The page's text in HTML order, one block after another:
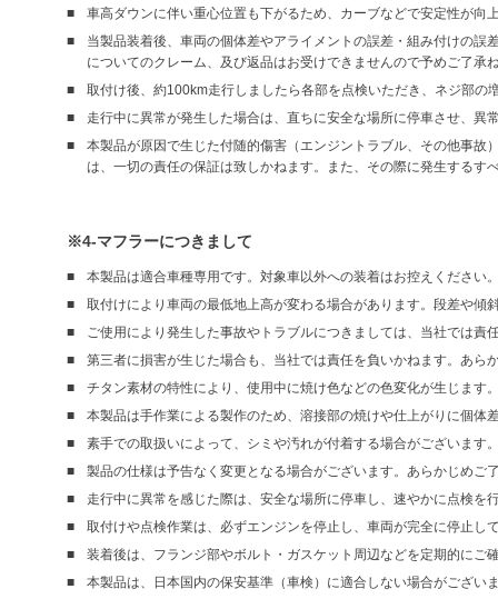
車高ダウンに伴い重心位置も下がるため、カーブなどで安定性が
当製品装着後、車両の個体差やアライメントの誤差・組み付けの
についてのクレーム、及び返品はお受けできませんので予めご了承
取付け後、約100km走行しましたら各部を点検いただき、ネジ部
走行中に異常が発生した場合は、直ちに安全な場所に停車させ、異
本製品が原因で生じた付随的傷害（エンジントラブル、その他事
は、一切の責任の保証は致しかねます。また、その際に発生する
※4-マフラーにつきまして
本製品は適合車種専用です。対象車以外への装着はお控えください
取付けにより車両の最低地上高が変わる場合があります。段差や傾
ご使用により発生した事故やトラブルにつきましては、当社では
第三者に損害が生じた場合も、当社では責任を負いかねます。あら
チタン素材の特性により、使用中に焼け色などの色変化が生じま
本製品は手作業による製作のため、溶接部の焼けや仕上がりに個体
素手での取扱いによって、シミや汚れが付着する場合がございます
製品の仕様は予告なく変更となる場合がございます。あらかじめご
走行中に異常を感じた際は、安全な場所に停車し、速やかに点検を
取付けや点検作業は、必ずエンジンを停止し、車両が完全に停止し
装着後は、フランジ部やボルト・ガスケット周辺などを定期的にご
本製品は、日本国内の保安基準（車検）に適合しない場合がござ